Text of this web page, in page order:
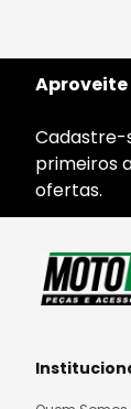
Cadastre-
primeiros
ofertas.